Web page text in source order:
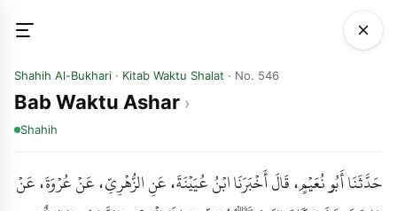
Shahih Al-Bukhari · Kitab Waktu Shalat · No. 546
Bab Waktu Ashar
Shahih
حَدَّثَنَا أَبُو نُعَيْمٍ، قَالَ أَخْبَرَنَا ابْنُ عُيَيْنَةَ، عَنِ الزُّهْرِيِّ، عَنْ عُرْوَةَ، عَنْ